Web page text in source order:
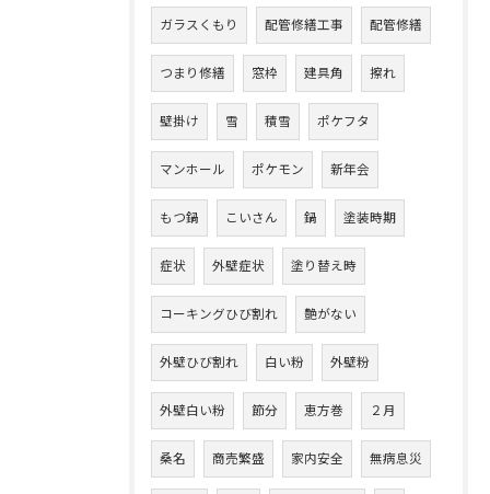
ガラスくもり 配管修繕工事 配管修繕
つまり修繕 窓枠 建具角 擦れ
壁掛け 雪 積雪 ポケフタ
マンホール ポケモン 新年会
もつ鍋 こいさん 鍋 塗装時期
症状 外壁症状 塗り替え時
コーキングひび割れ 艶がない
外壁ひび割れ 白い粉 外壁粉
外壁白い粉 節分 恵方巻 ２月
桑名 商売繁盛 家内安全 無病息災